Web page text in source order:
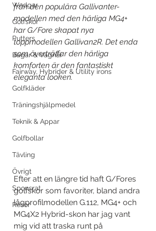
Wedgar
Golfskor
Putters
Bagar & Vagnar
Fairway, Hybrider & Utility irons
Golfkläder
Träningshjälpmedel
Teknik & Appar
Golfbollar
Tävling
Övrigt
Sponsrat
Resor
från den populära Gallivanter-
modellen med den härliga MG4+
har G/Fore skapat nya
toppmodellen Gallivan2R. Det enda
som överträffar den härliga
komforten är den fantastiskt
eleganta looken.
Efter att en längre tid haft G/Fores
golfskor som favoriter, bland andra
lågprofilmodellen G.112, MG4+ och
MG4X2 Hybrid-skon har jag vant
mig vid att traska runt på